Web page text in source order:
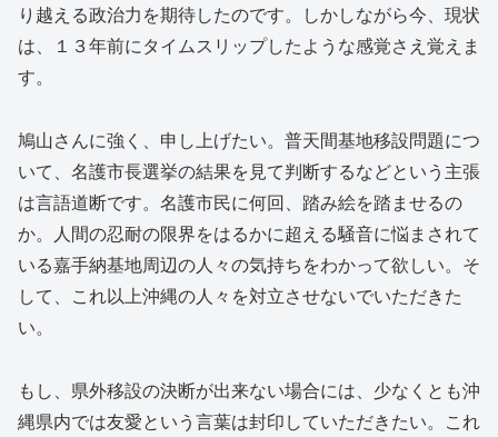
り越える政治力を期待したのです。しかしながら今、現状
は、１３年前にタイムスリップしたような感覚さえ覚えま
す。
鳩山さんに強く、申し上げたい。普天間基地移設問題につ
いて、名護市長選挙の結果を見て判断するなどという主張
は言語道断です。名護市民に何回、踏み絵を踏ませるの
か。人間の忍耐の限界をはるかに超える騒音に悩まされて
いる嘉手納基地周辺の人々の気持ちをわかって欲しい。そ
して、これ以上沖縄の人々を対立させないでいただきた
い。
もし、県外移設の決断が出来ない場合には、少なくとも沖
縄県内では友愛という言葉は封印していただきたい。これ